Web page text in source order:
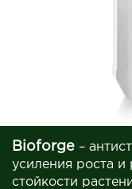
Bioforge –
усиления роста
стойкости